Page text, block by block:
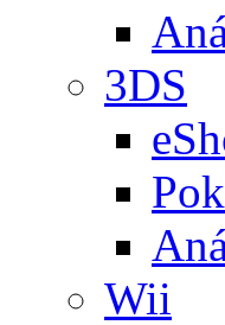
3DS
Wii